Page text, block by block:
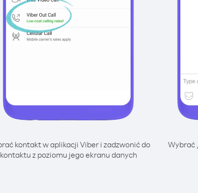
kontakt w aplikacji Viber i zadzwonić do
kontaktu z poziomu jego ekranu danych
Wybrać